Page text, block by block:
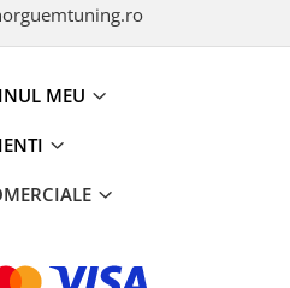
MEU